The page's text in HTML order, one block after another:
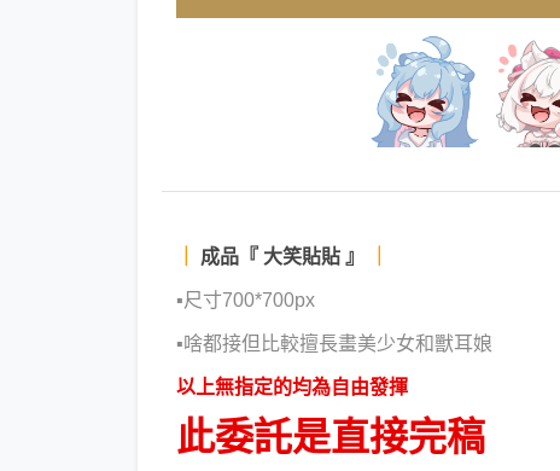
成品『 大笑貼貼 』
▪尺寸700*700px
▪啥都接但比較擅長畫美少女和獸耳娘
以上無指定的均為自由發揮
此委託是直接完稿